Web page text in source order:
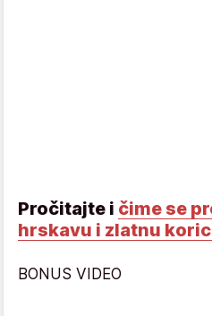
Pročitajte i čime se
hrskavu i zlatnu
BONUS VIDEO